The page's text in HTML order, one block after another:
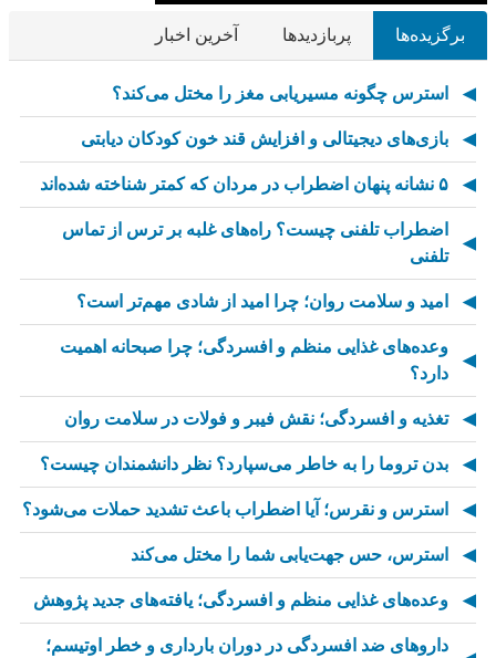
برگزیده‌ها پربازدیدها آخرین اخبار
استرس چگونه مسیریابی مغز را مختل می‌کند؟
بازی‌های دیجیتالی و افزایش قند خون کودکان دیابتی
۵ نشانه پنهان اضطراب در مردان که کمتر شناخته شده‌اند
اضطراب تلفنی چیست؟ راه‌های غلبه بر ترس از تماس
تلفنی
امید و سلامت روان؛ چرا امید از شادی مهم‌تر است؟
وعده‌های غذایی منظم و افسردگی؛ چرا صبحانه اهمیت
دارد؟
تغذیه و افسردگی؛ نقش فیبر و فولات در سلامت روان
بدن تروما را به خاطر می‌سپارد؟ نظر دانشمندان چیست؟
استرس و نقرس؛ آیا اضطراب باعث تشدید حملات می‌شود؟
استرس، حس جهت‌یابی شما را مختل می‌کند
وعده‌های غذایی منظم و افسردگی؛ یافته‌های جدید پژوهش
داروهای ضد افسردگی در دوران بارداری و خطر اوتیسم؛